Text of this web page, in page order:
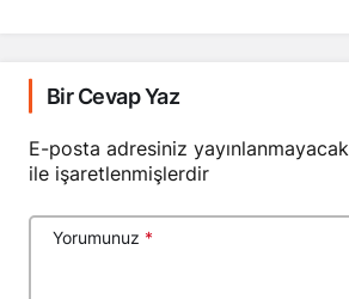
Bir Cevap Yaz
E-posta adresiniz yayınlanmayacak.
ile işaretlenmişlerdir
Yorumunuz *